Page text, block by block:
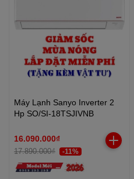
Máy Lạnh Sanyo Inverter 2
Hp SO/SI-18TSJIVNB
16.090.000₫
17.890.000₫ -11%